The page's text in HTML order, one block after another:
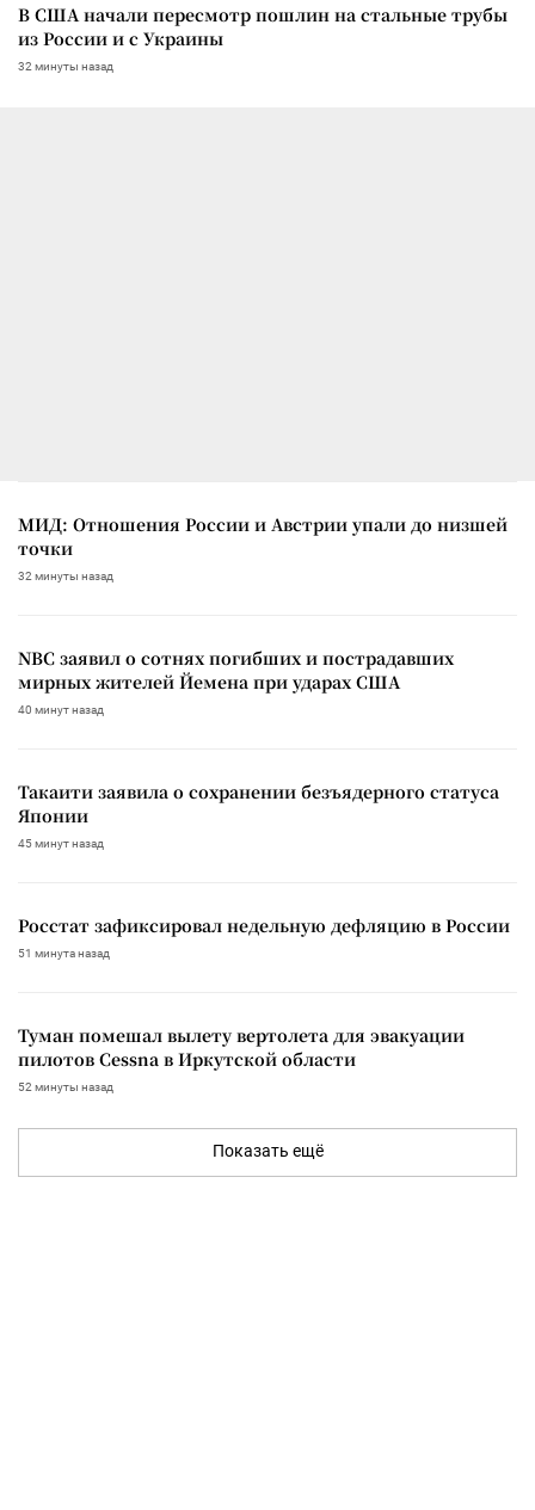
В США начали пересмотр пошлин на стальные трубы
из России и с Украины
32 минуты назад
МИД: Отношения России и Австрии упали до низшей
точки
32 минуты назад
NBC заявил о сотнях погибших и пострадавших
мирных жителей Йемена при ударах США
40 минут назад
Такаити заявила о сохранении безъядерного статуса
Японии
45 минут назад
Росстат зафиксировал недельную дефляцию в России
51 минута назад
Туман помешал вылету вертолета для эвакуации
пилотов Cessna в Иркутской области
52 минуты назад
Показать ещё